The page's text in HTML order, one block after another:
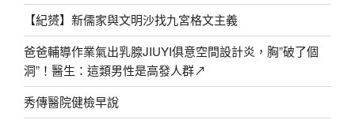
【紀赟】新儒家與文明沙找九宮格文主義
爸爸輔導作業氣出乳腺JIUYI俱意空間設計炎，胸”破了個
洞”！醫生：這類男性是高發人群↗
秀傳醫院健檢早說